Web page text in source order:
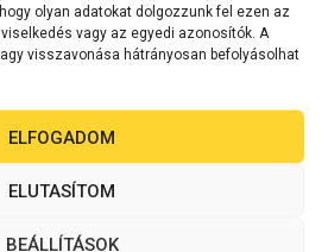
olyan adatokat dolgozzunk fel ezen az
vagy az egyedi azonosítók. A
visszavonása hátrányosan befolyásolhat
ELFOGADOM
ELUTASÍTOM
BEÁLLÍTÁSOK
Logók és képek